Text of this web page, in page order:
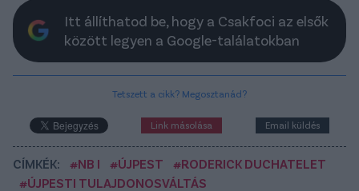
Itt állíthatod be, hogy a Csakfoci az elsők
között legyen a Google-találatokban
Tetszett a cikk? Megosztanád?
Link másolása Email küldés
CÍMKÉK: #NB I #ÚJPEST
#RODERICK DUCHATELET
#ÚJPESTI TULAJDONOSVÁLTÁS